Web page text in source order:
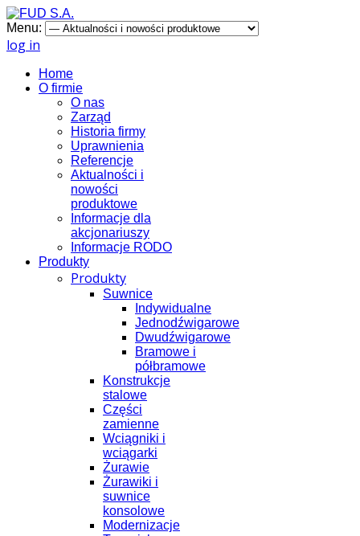
Menu:
log in
Home
O firmie
O nas
Zarząd
Historia firmy
Uprawnienia
Referencje
Aktualności i
nowości
produktowe
Informacje dla
akcjonariuszy
Informacje RODO
Produkty
Produkty
Suwnice
Indywidualne
Jednodźwigarowe
Dwudźwigarowe
Bramowe i
półbramowe
Konstrukcje
stalowe
Części
zamienne
Wciągniki i
wciągarki
Żurawie
Żurawiki i
suwnice
konsolowe
Modernizacje